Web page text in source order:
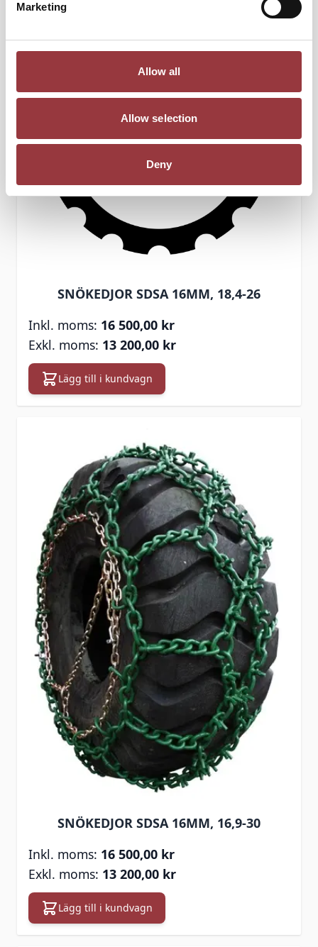
Marketing
Allow all
Allow selection
Deny
SNÖKEDJOR SDSA 16MM, 18,4-26
16 500,00 kr
13 200,00 kr
Lägg till i kundvagn
SNÖKEDJOR SDSA 16MM, 16,9-30
16 500,00 kr
13 200,00 kr
Lägg till i kundvagn